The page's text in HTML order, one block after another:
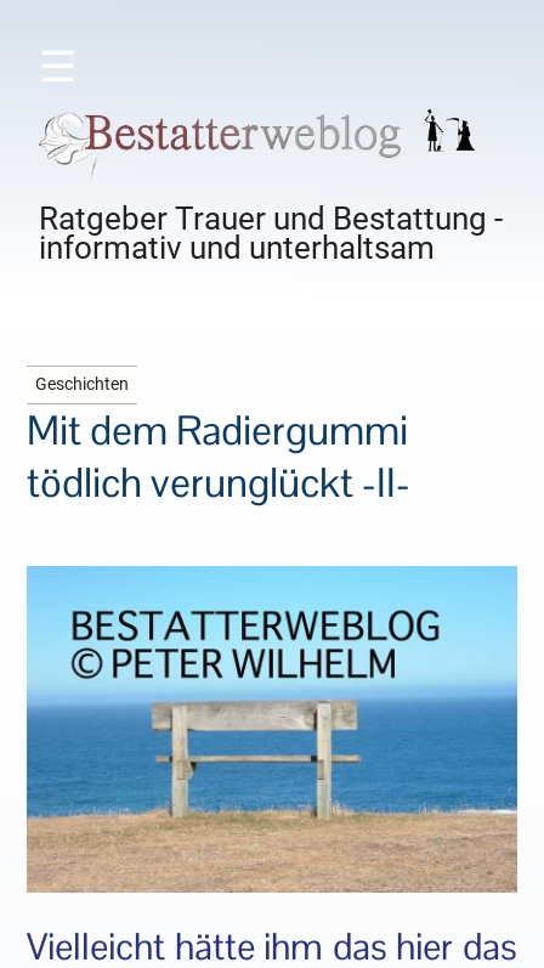
☰
Ratgeber Trauer und Bestattung -
informativ und unterhaltsam
Geschichten
Mit dem Radiergummi
tödlich verunglückt -II-
Vielleicht hätte ihm das hier das